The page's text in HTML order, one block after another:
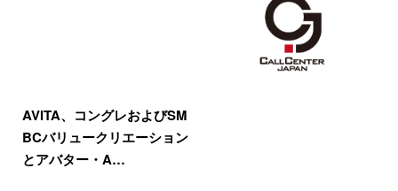
AVITA、コングレおよびSM
BCバリュークリエーション
とアバター・A…